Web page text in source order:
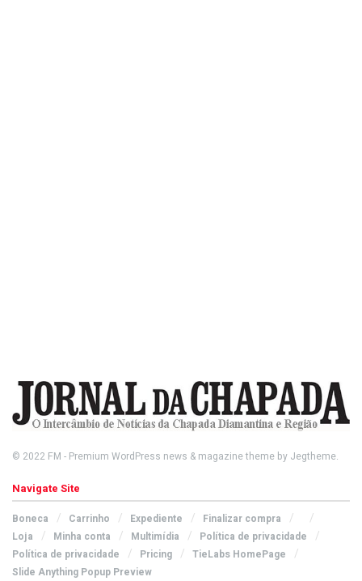
© 2022 FM - Premium WordPress news & magazine theme by Jegtheme.
Navigate Site
Boneca Carrinho Expediente
Finalizar compra
Loja
Minha conta Multimídia
Política de privacidade
Política de privacidade
Pricing
TieLabs HomePage
Slide Anything Popup Preview